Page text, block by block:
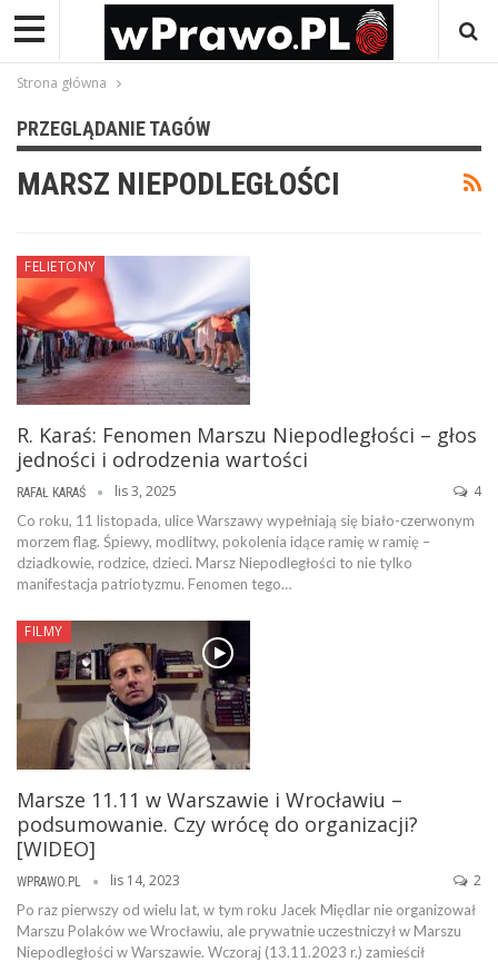
Strona główna
PRZEGLĄDANIE TAGÓW
MARSZ NIEPODLEGŁOŚCI
FELIETONY
R. Karaś: Fenomen Marszu Niepodległości – głos
jedności i odrodzenia wartości
RAFAŁ KARAŚ lis 3, 2025 4
Co roku, 11 listopada, ulice Warszawy wypełniają się biało-czerwonym
morzem flag. Śpiewy, modlitwy, pokolenia idące ramię w ramię –
dziadkowie, rodzice, dzieci. Marsz Niepodległości to nie tylko
manifestacja patriotyzmu. Fenomen tego…
FILMY
Marsze 11.11 w Warszawie i Wrocławiu –
podsumowanie. Czy wrócę do organizacji?
[WIDEO]
WPRAWO.PL lis 14, 2023 2
Po raz pierwszy od wielu lat, w tym roku Jacek Międlar nie organizował
Marszu Polaków we Wrocławiu, ale prywatnie uczestniczył w Marszu
Niepodległości w Warszawie. Wczoraj (13.11.2023 r.) zamieścił